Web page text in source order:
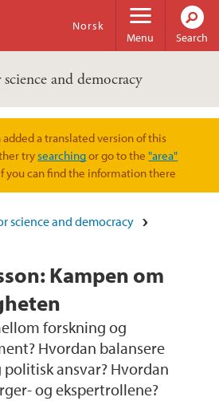
Menu
Norsk
Search
and democracy
a translated version of this
trysearchingor go to the"area"
you can find the information there
science and democracy
Kampen om
forskning og
Hvordan balansere
ansvar? Hvordan
og ekspertrollene?